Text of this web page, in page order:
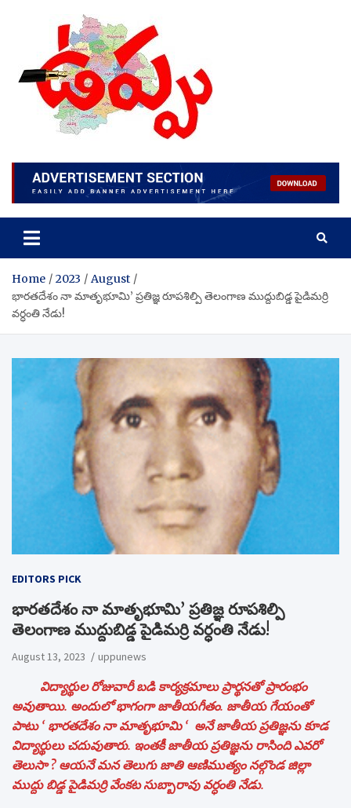
Home 2023
August
భారతదేశం నా మాతృభూమి’ ప్రతిజ్ఞ రూపశిల్పి తెలంగాణ ముద్దుబిడ్డ పైడిమర్రి
వర్ధంతి నేడు!
EDITORS PICK
భారతదేశం నా మాతృభూమి’ ప్రతిజ్ఞ రూపశిల్పి
తెలంగాణ ముద్దుబిడ్డ పైడిమర్రి వర్ధంతి నేడు!
August 13, 2023 uppunews
విద్యార్థుల రోజువారీ బడి కార్యక్రమాలు ప్రార్థనతో ప్రారంభం
అవుతాయి. అందులో భాగంగా జాతీయగీతం. జాతీయ గేయంతో
పాటు ‘ భారతదేశం నా మాతృభూమి ‘ అనే జాతీయ ప్రతిజ్ఞను కూడ
విద్యార్థులు చదువుతారు. ఇంతకీ జాతీయ ప్రతిజ్ఞను రాసింది ఎవరో
తెలుసా ? ఆయనే మన తెలుగు జాతి ఆణిముత్యం నల్గొండ జిల్లా
ముద్దు బిడ్డ పైడిమర్రి వేంకట సుబ్బారావు వర్ధంతి నేడు.